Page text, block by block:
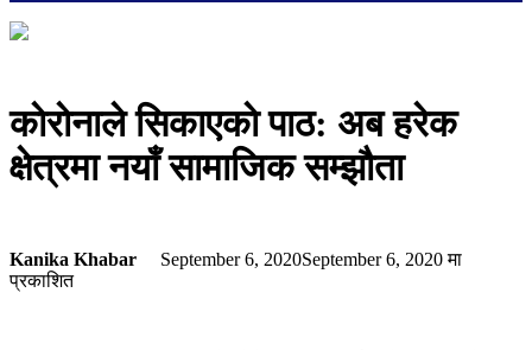
काेराेनाले सिकाएकाे पाठ: अब हरेक
क्षेत्रमा नयाँ सामाजिक सम्झौता
Kanika Khabar September 6, 2020September 6, 2020मा
प्रकाशित